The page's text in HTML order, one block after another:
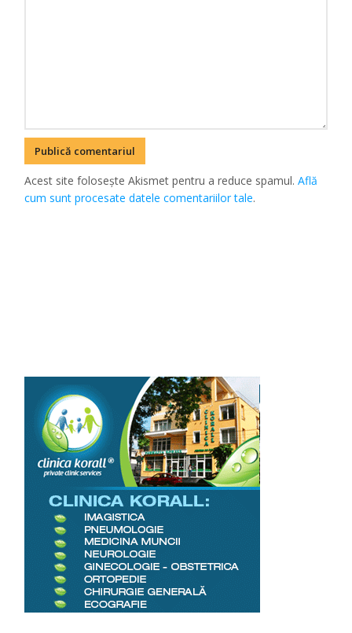
Acest site folosește Akismet pentru a reduce spamul.Află
cum sunt procesate datele comentariilor tale.